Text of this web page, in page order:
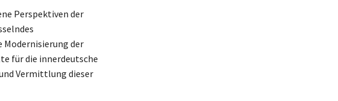
Perspektiven der
der
für die innerdeutsche
Vermittlung dieser